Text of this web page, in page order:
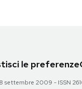
le preferenze
settembre 2009 - ISSN